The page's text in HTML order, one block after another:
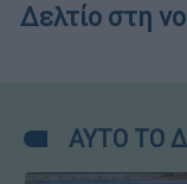
Δελτίο στη
ΑΥΤΟ ΤΟ